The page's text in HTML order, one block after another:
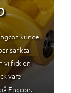
kunde
sänkta
vi fick en
vare
Engcon.